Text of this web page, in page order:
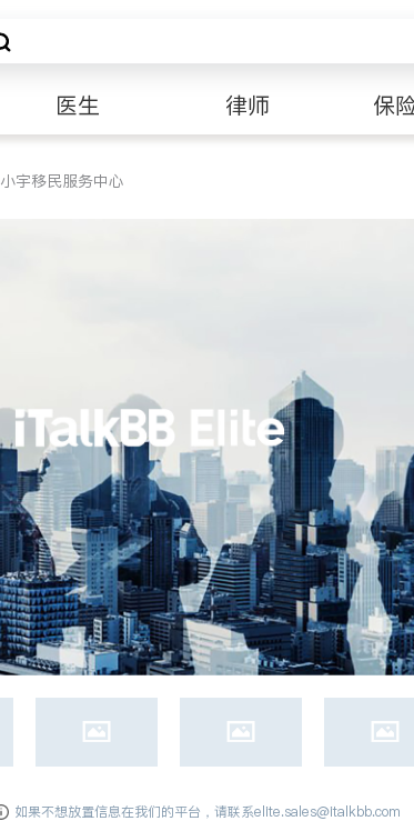
医生 律师 保
小宇移民服务中心
如果不想放置信息在我们的平台，请联系elite.sales@italkbb.com